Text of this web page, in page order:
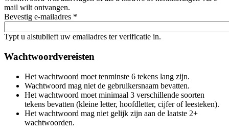
mail wilt ontvangen.
Bevestig e-mailadres *
Typt u alstublieft uw emailadres ter verificatie in.
Wachtwoordvereisten
Het wachtwoord moet tenminste 6 tekens lang zijn.
Wachtwoord mag niet de gebruikersnaam bevatten.
Het wachtwoord moet minimaal 3 verschillende soorten
tekens bevatten (kleine letter, hoofdletter, cijfer of leesteken).
Het wachtwoord mag niet gelijk zijn aan de laatste 2+
wachtwoorden.